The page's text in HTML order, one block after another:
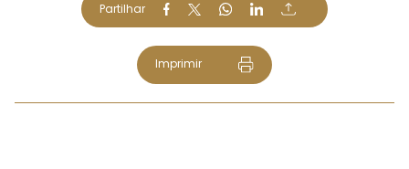
Partilhar
Imprimir